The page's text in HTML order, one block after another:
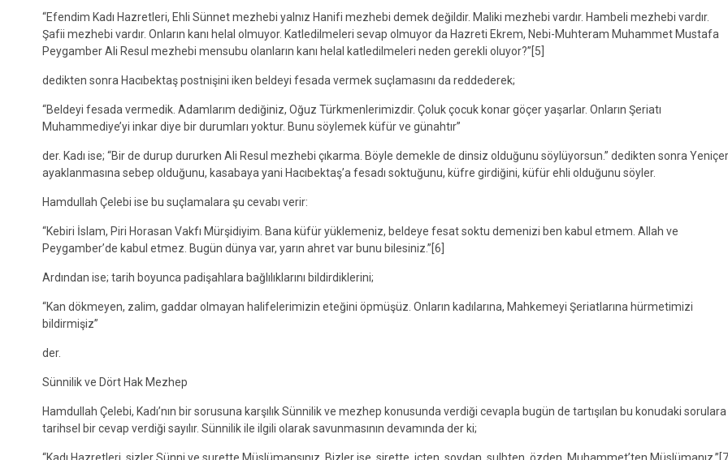
“Efendim Kadı Hazretleri, Ehli Sünnet mezhebi yalnız Hanifi mezhebi demek değildir. Maliki mezhebi vardır. Hambeli mezhebi vardır.
Şafii mezhebi vardır. Onların kanı helal olmuyor. Katledilmeleri sevap olmuyor da Hazreti Ekrem, Nebi-Muhteram Muhammet Mustafa
Peygamber Ali Resul mezhebi mensubu olanların kanı helal katledilmeleri neden gerekli oluyor?”[5]
dedikten sonra Hacıbektaş postnişini iken beldeyi fesada vermek suçlamasını da reddederek;
“Beldeyi fesada vermedik. Adamlarım dediğiniz, Oğuz Türkmenlerimizdir. Çoluk çocuk konar göçer yaşarlar. Onların Şeriatı
Muhammediye’yi inkar diye bir durumları yoktur. Bunu söylemek küfür ve günahtır”
der. Kadı ise; “Bir de durup dururken Ali Resul mezhebi çıkarma. Böyle demekle de dinsiz olduğunu söylüyorsun.” dedikten sonra
ayaklanmasına sebep olduğunu, kasabaya yani Hacıbektaş’a fesadı soktuğunu, küfre girdiğini, küfür ehli olduğunu söyler.
Hamdullah Çelebi ise bu suçlamalara şu cevabı verir:
“Kebiri İslam, Piri Horasan Vakfı Mürşidiyim. Bana küfür yüklemeniz, beldeye fesat soktu demenizi ben kabul etmem. Allah ve
Peygamber’de kabul etmez. Bugün dünya var, yarın ahret var bunu bilesiniz.”[6]
Ardından ise; tarih boyunca padişahlara bağlılıklarını bildirdiklerini;
“Kan dökmeyen, zalim, gaddar olmayan halifelerimizin eteğini öpmüşüz. Onların kadılarına, Mahkemeyi Şeriatlarına hürmetimizi
bildirmişiz”
der.
Sünnilik ve Dört Hak Mezhep
Hamdullah Çelebi, Kadı’nın bir sorusuna karşılık Sünnilik ve mezhep konusunda verdiği cevapla bugün de tartışılan bu konudaki sorulara
tarihsel bir cevap verdiği sayılır. Sünnilik ile ilgili olarak savunmasının devamında der ki;